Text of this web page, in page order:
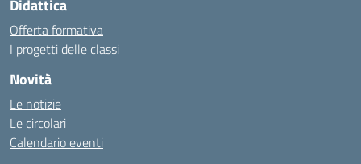
Didattica
Offerta formativa
I progetti delle classi
Novità
Le notizie
Le circolari
Calendario eventi